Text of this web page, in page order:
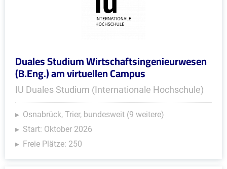
Duales Studium Wirtschaftsingenieurwesen
(B.Eng.) am virtuellen Campus
IU Duales Studium (Internationale Hochschule)
Osnabrück, Trier, bundesweit (9 weitere)
Start: Oktober 2026
Freie Plätze: 250